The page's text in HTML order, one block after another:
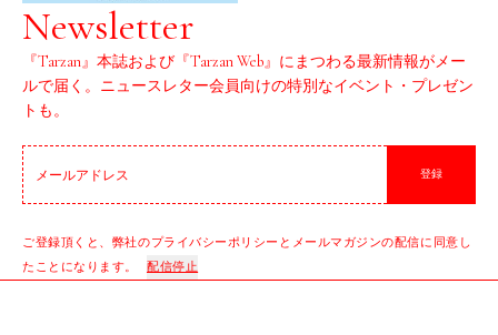
Newsletter
『Tarzan』本誌および『Tarzan Web』にまつわる最新情報がメー
ルで届く。ニュースレター会員向けの特別なイベント・プレゼン
トも。
登録
ご登録頂くと、弊社のプライバシーポリシーとメールマガジンの配信に同意し
たことになります。
配信停止